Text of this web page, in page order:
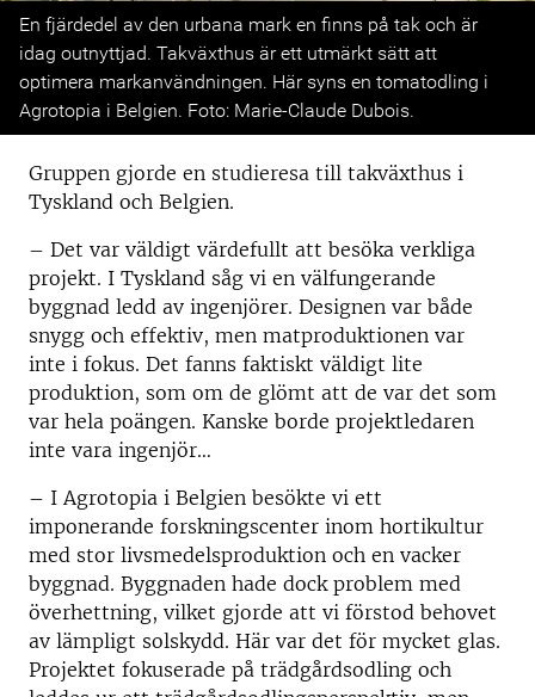
Previous
En fjärdedel av den urbana mark en finns på tak och är
idag outnyttjad. Takväxthus är ett utmärkt sätt att
optimera markanvändningen. Här syns en tomatodling i
Agrotopia i Belgien. Foto: Marie-Claude Dubois.
Gruppen gjorde en studieresa till takväxthus i
Tyskland och Belgien.
– Det var väldigt värdefullt att besöka verkliga
projekt. I Tyskland såg vi en välfungerande
byggnad ledd av ingenjörer. Designen var både
snygg och effektiv, men matproduktionen var
inte i fokus. Det fanns faktiskt väldigt lite
produktion, som om de glömt att de var det som
var hela poängen. Kanske borde projektledaren
inte vara ingenjör…
– I Agrotopia i Belgien besökte vi ett
imponerande forskningscenter inom hortikultur
med stor livsmedelsproduktion och en vacker
byggnad. Byggnaden hade dock problem med
överhettning, vilket gjorde att vi förstod behovet
av lämpligt solskydd. Här var det för mycket glas.
Projektet fokuserade på trädgårdsodling och